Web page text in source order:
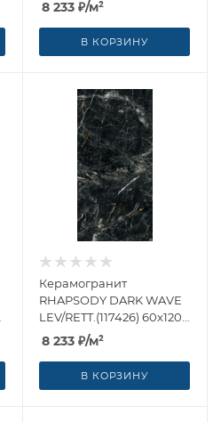
(Италия)
8 233 ₽/м²
В КОРЗИНУ
Керамогранит
RHAPSODY DARK WAVE
LEV/RETT.(117426) 60x120
от Naxos Ceramica
(Италия)
8 233 ₽/м²
В КОРЗИНУ